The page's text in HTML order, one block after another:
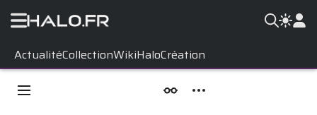
ActualitéCollectionWikiHaloCréation
contenu
Menu principal ApparenceOutils personnels